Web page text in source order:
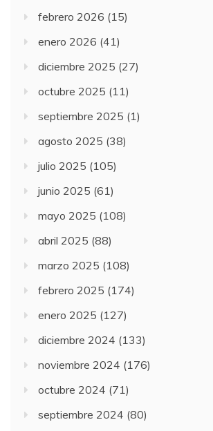
febrero 2026 (15)
enero 2026 (41)
diciembre 2025 (27)
octubre 2025 (11)
septiembre 2025 (1)
agosto 2025 (38)
julio 2025 (105)
junio 2025 (61)
mayo 2025 (108)
abril 2025 (88)
marzo 2025 (108)
febrero 2025 (174)
enero 2025 (127)
diciembre 2024 (133)
noviembre 2024 (176)
octubre 2024 (71)
septiembre 2024 (80)